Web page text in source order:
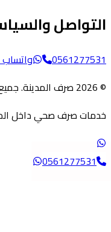
واتساب
صرف صحي داخل